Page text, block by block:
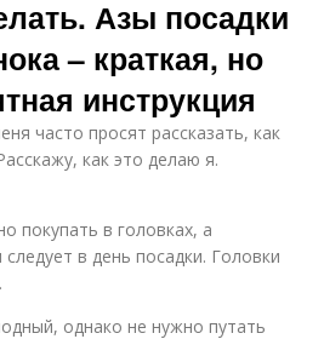
Азы посадки
– краткая, но
инструкция
часто просят рассказать, как
как это делаю я.
покупать в головках, а
в день посадки. Головки
однако не нужно путать